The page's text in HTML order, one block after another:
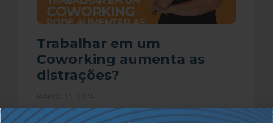
Trabalhar em um
Coworking aumenta as
distrações?
Você ainda acha que trabalhar em um Coworking